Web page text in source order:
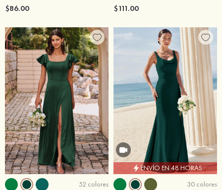
$86.00 $111.00
52 colores
ENVÍO EN 48 HORAS
30 colores